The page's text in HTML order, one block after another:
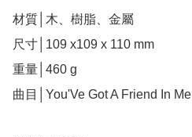
材質│木、樹脂、金屬
尺寸│109 x109 x 110 mm
重量│460 g
曲目│You'Ve Got A Friend In Me